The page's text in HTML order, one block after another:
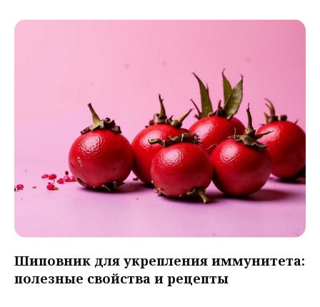
Шиповник для укрепления иммунитета:
полезные свойства и рецепты